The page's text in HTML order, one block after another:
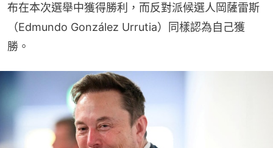
布在本次選舉中獲得勝利，而反對派候選人岡薩雷斯
（Edmundo González Urrutia）同樣認為自己獲
勝。